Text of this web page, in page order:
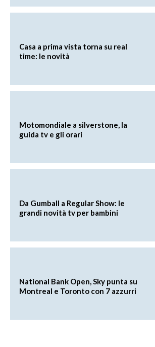
Casa a prima vista torna su real
time: le novità
Motomondiale a silverstone, la
guida tv e gli orari
Da Gumball a Regular Show: le
grandi novità tv per bambini
National Bank Open, Sky punta su
Montreal e Toronto con 7 azzurri